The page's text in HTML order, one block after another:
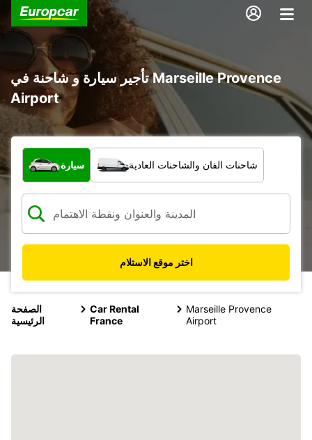
تأجير سيارة و شاحنة في Marseille Provence
Airport
ما نوع المركبة؟
سيارة شاحنات الفان والشاحنات العادية
اختر موقع الاستلام
الصفحة
الرئيسية
Car Rental
France
Marseille Provence
Airport